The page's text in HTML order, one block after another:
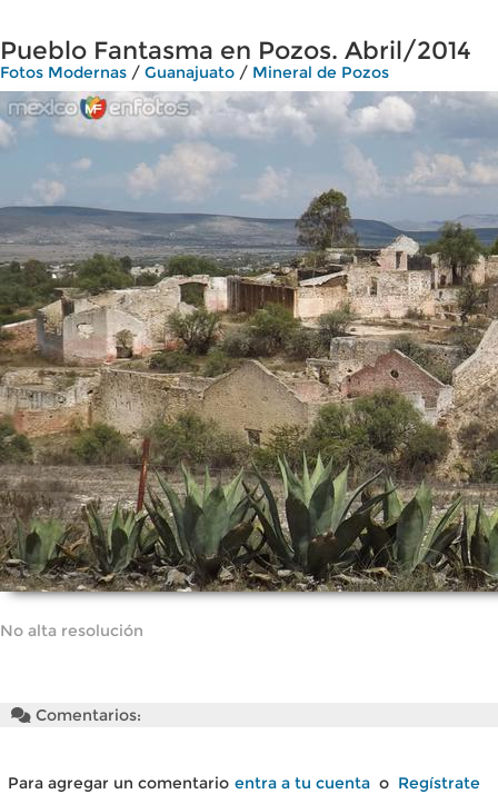
Pueblo Fantasma en Pozos. Abril/2014
Fotos Modernas / Guanajuato / Mineral de Pozos
No alta resolución
Comentarios:
Para agregar un comentario entra a tu cuenta o Regístrate